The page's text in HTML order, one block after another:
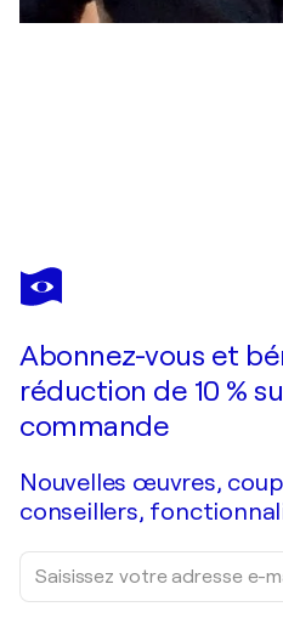
AKIRA MURATA
Chignon
Abonnez-vous et
réduction de 10 %
commande
Nouvelles œuvres,
conseillers,